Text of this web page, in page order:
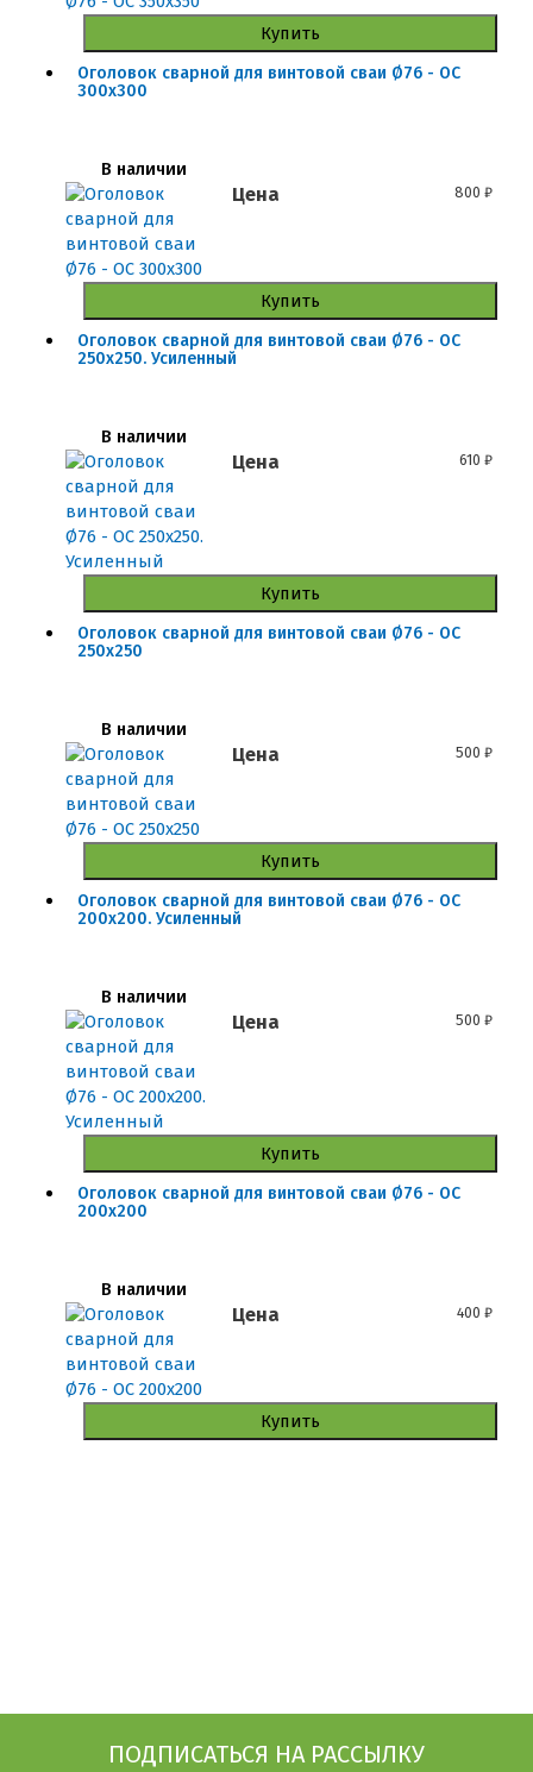
Купить
Оголовок сварной для винтовой сваи Ø76 - ОС
300x300
В наличии
Цена 800₽
Купить
Оголовок сварной для винтовой сваи Ø76 - ОС
250x250. Усиленный
В наличии
Цена 610₽
Купить
Оголовок сварной для винтовой сваи Ø76 - ОС
250x250
В наличии
Цена 500₽
Купить
Оголовок сварной для винтовой сваи Ø76 - ОС
200x200. Усиленный
В наличии
Цена 500₽
Купить
Оголовок сварной для винтовой сваи Ø76 - ОС
200x200
В наличии
Цена 400₽
Купить
ПОДПИСАТЬСЯ НА РАССЫЛКУ